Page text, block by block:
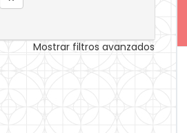
Mostrar filtros avanzados